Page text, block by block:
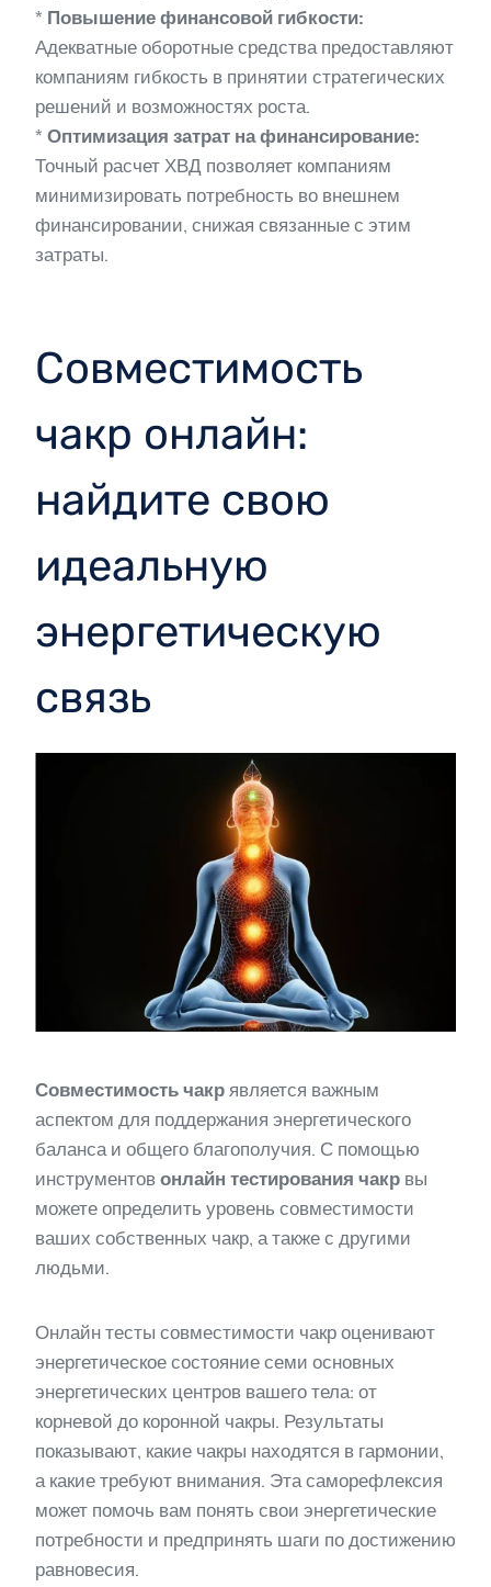
* Повышение финансовой гибкости:
Адекватные оборотные средства предоставляют
компаниям гибкость в принятии стратегических
решений и возможностях роста.
* Оптимизация затрат на финансирование:
Точный расчет ХВД позволяет компаниям
минимизировать потребность во внешнем
финансировании, снижая связанные с этим
затраты.
Совместимость
чакр онлайн:
найдите свою
идеальную
энергетическую
связь
Совместимость чакр является важным
аспектом для поддержания энергетического
баланса и общего благополучия. С помощью
инструментов онлайн тестирования чакр вы
можете определить уровень совместимости
ваших собственных чакр, а также с другими
людьми.
Онлайн тесты совместимости чакр оценивают
энергетическое состояние семи основных
энергетических центров вашего тела: от
корневой до коронной чакры. Результаты
показывают, какие чакры находятся в гармонии,
а какие требуют внимания. Эта саморефлексия
может помочь вам понять свои энергетические
потребности и предпринять шаги по достижению
равновесия.